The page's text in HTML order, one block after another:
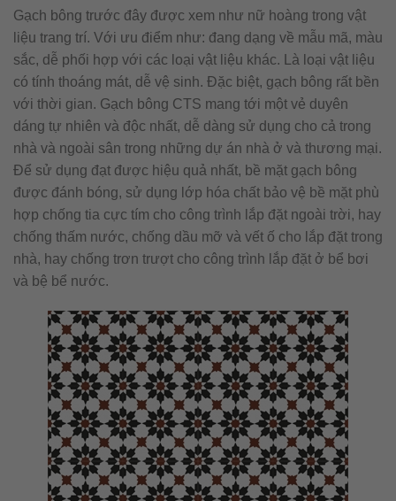
Gạch bông trước đây được xem như nữ hoàng trong vật
liệu trang trí. Với ưu điểm như: đang dạng về mẫu mã, màu
sắc, dễ phối hợp với các loại vật liệu khác. Là loại vật liệu
có tính thoáng mát, dễ vệ sinh. Đặc biệt, gạch bông rất bền
với thời gian. Gạch bông CTS mang tới một vẻ duyên
dáng tự nhiên và độc nhất, dễ dàng sử dụng cho cả trong
nhà và ngoài sân trong những dự án nhà ở và thương mại.
Để sử dụng đạt được hiệu quả nhất, bề mặt gạch bông
được đánh bóng, sử dụng lớp hóa chất bảo vệ bề mặt phù
hợp chống tia cực tím cho công trình lắp đặt ngoài trời, hay
chống thấm nước, chống dầu mỡ và vết ố cho lắp đặt trong
nhà, hay chống trơn trượt cho công trình lắp đặt ở bể bơi
và bệ bể nước.